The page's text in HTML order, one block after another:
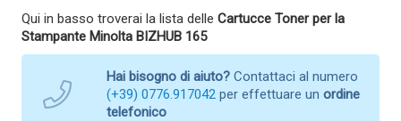
Qui in basso troverai la lista delle Cartucce Toner per la
Stampante Minolta BIZHUB 165
Hai bisogno di aiuto? Contattaci al numero
(+39) 0776.917042 per effettuare un ordine
telefonico